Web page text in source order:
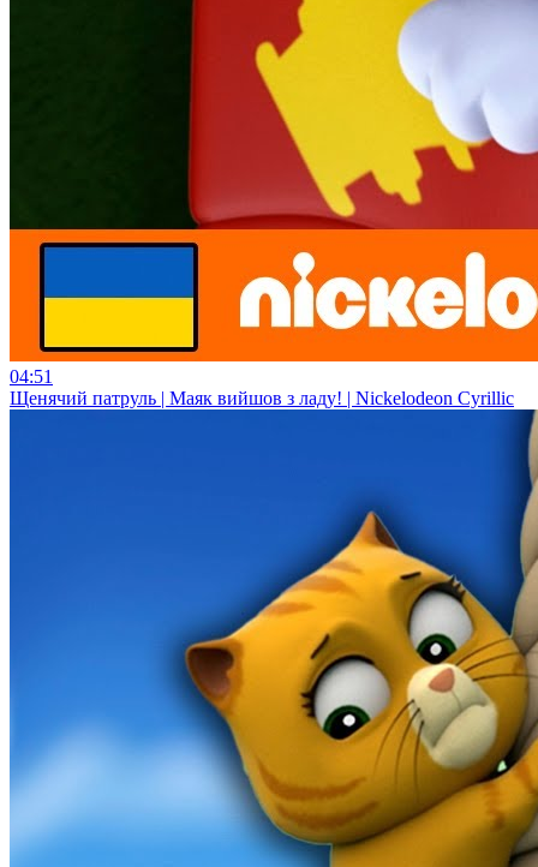
04:51
Щенячий патруль | Маяк вийшов з ладу! | Nickelodeon Cyrillic